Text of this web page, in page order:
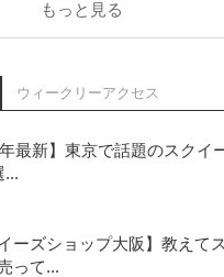
もっと見る
ウィークリーアクセス
年最新】東京で話題のスクイ
...
イーズショップ大阪】教えて
って...